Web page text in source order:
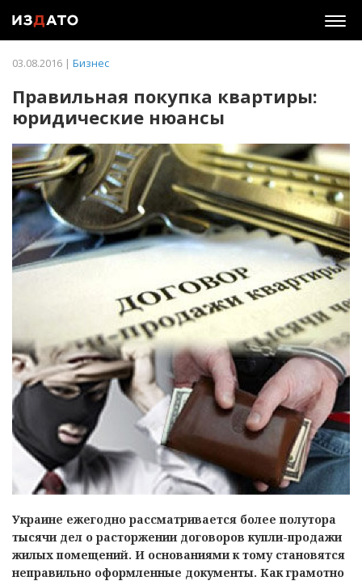
03.08.2016 | Бизнес
Правильная покупка квартиры:
юридические нюансы
Украине ежегодно рассматривается более полутора
тысячи дел о расторжении договоров купли-продажи
жилых помещений. И основаниями к тому становятся
неправильно оформленные документы. Как грамотно